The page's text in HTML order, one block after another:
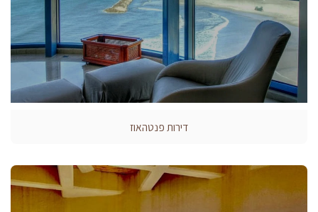
דירות פנטהאוז